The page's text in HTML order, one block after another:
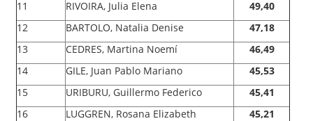
11
RIVOIRA, Julia Elena
49,40
12
BARTOLO, Natalia Denise
47,18
13
CEDRES, Martina Noemí
46,49
14
GILE, Juan Pablo Mariano
45,53
15
URIBURU, Guillermo Federico
45,41
16
LUGGREN, Rosana Elizabeth
45,21